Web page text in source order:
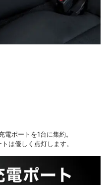
ポートを1台に集約。
は優しく点灯します。